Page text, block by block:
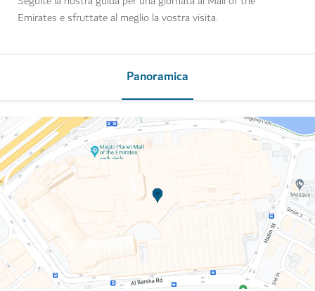
Emirates e sfruttate al meglio la vostra visita.
Panoramica